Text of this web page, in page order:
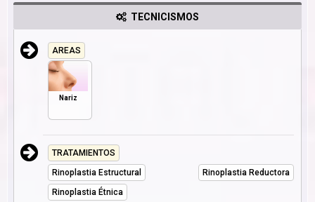
TECNICISMOS
AREAS
Nariz
TRATAMIENTOS
Rinoplastia Estructural
Rinoplastia Reductora
Rinoplastia Étnica